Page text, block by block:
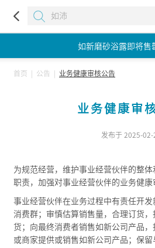
如新磨砂浴露即将售
如新磨砂浴露即将售
首页 公告 业务健康审核公告
业务健康审
发布于 2025-02-
为规范经营，维护事业经营伙伴的整
职责，加强对事业经营伙伴的业务健康
事业经营伙伴在业务过程中有责任开
消费群；审慎估算销售量，合理订货
货；向最终消费者销售如新公司产品
或商家提供或销售如新公司产品；保